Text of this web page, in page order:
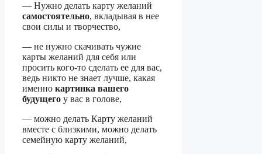
— Нужно делать карту желаний
самостоятельно, вкладывая в нее
свои силы и творчество,
— не нужно скачивать чужие
карты желаний для себя или
просить кого-то сделать ее для вас,
ведь никто не знает лучше, какая
именно картинка вашего
будущего у вас в голове,
— можно делать Карту желаний
вместе с близкими, можно делать
семейную карту желаний,